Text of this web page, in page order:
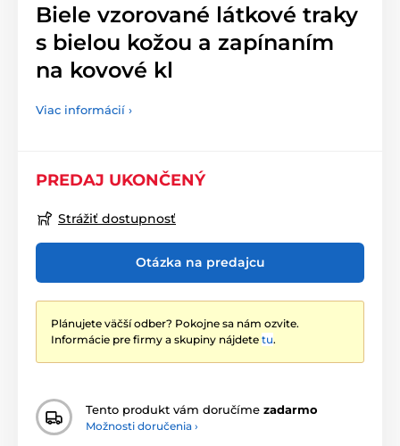
Biele vzorované látkové traky
s bielou kožou a zapínaním
na kovové kl
Viac informácií ›
PREDAJ UKONČENÝ
Strážiť dostupnosť
Otázka na predajcu
Plánujete väčší odber? Pokojne sa nám ozvite.
Informácie pre firmy a skupiny nájdete tu.
Tento produkt vám doručíme zadarmo
Možnosti doručenia ›